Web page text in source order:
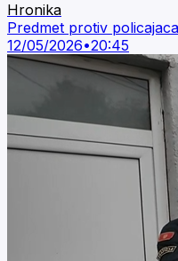
Hronika
Predmet protiv
12/05/2026•20:45